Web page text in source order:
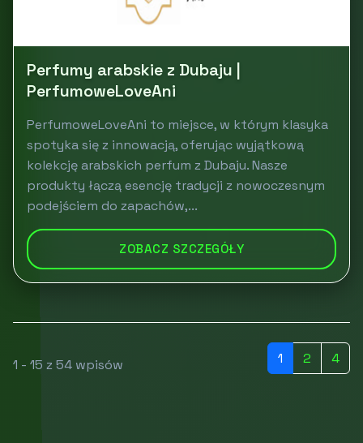
Perfumy arabskie z Dubaju |
PerfumoweLoveAni
PerfumoweLoveAni to miejsce, w którym klasyka
spotyka się z innowacją, oferując wyjątkową
kolekcję arabskich perfum z Dubaju. Nasze
produkty łączą esencję tradycji z nowoczesnym
podejściem do zapachów,...
ZOBACZ SZCZEGÓŁY
1 - 15 z 54 wpisów 1 2 4